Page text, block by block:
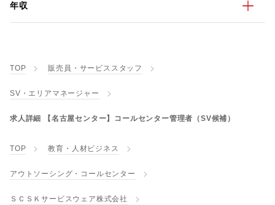
年収
TOP 販売員・サービススタッフ
SV・エリアマネージャー
求人詳細 【名古屋センター】コールセンター管理者（SV候補）
TOP 教育・人材ビジネス
アウトソーシング・コールセンター
ＳＣＳＫサービスウェア株式会社